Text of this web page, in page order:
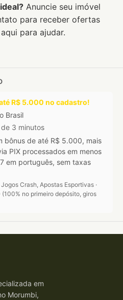
Anuncie seu imóvel
para receber ofertas
para ajudar.
R$ 5.000 no cadastro!
Brasil
3 minutos
bônus de até R$ 5.000, mais
PIX processados em menos
em português, sem taxas
Crash, Apostas Esportivas ·
no primeiro depósito, giros
em
Morumbi,